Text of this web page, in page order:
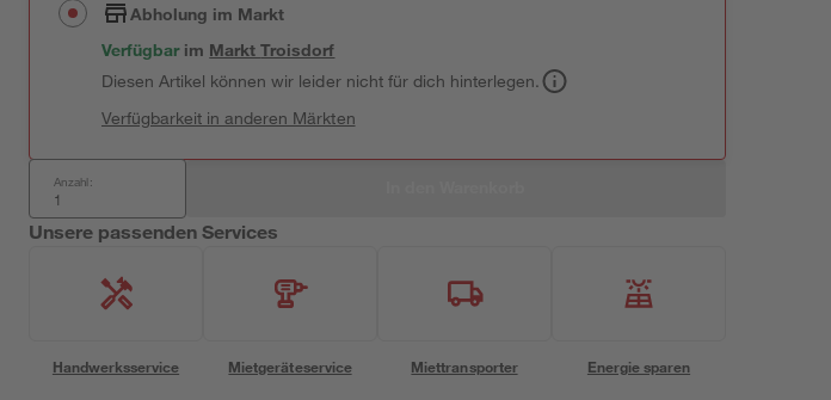
Abholung im Markt
Verfügbar im MarktTroisdorf
Diesen Artikel können wir leider nicht für dich hinterlegen.
Verfügbarkeit in anderen Märkten
Anzahl:
Unsere passenden Services
Handwerksservice Mietgeräteservice Miettransporter Energie sparen